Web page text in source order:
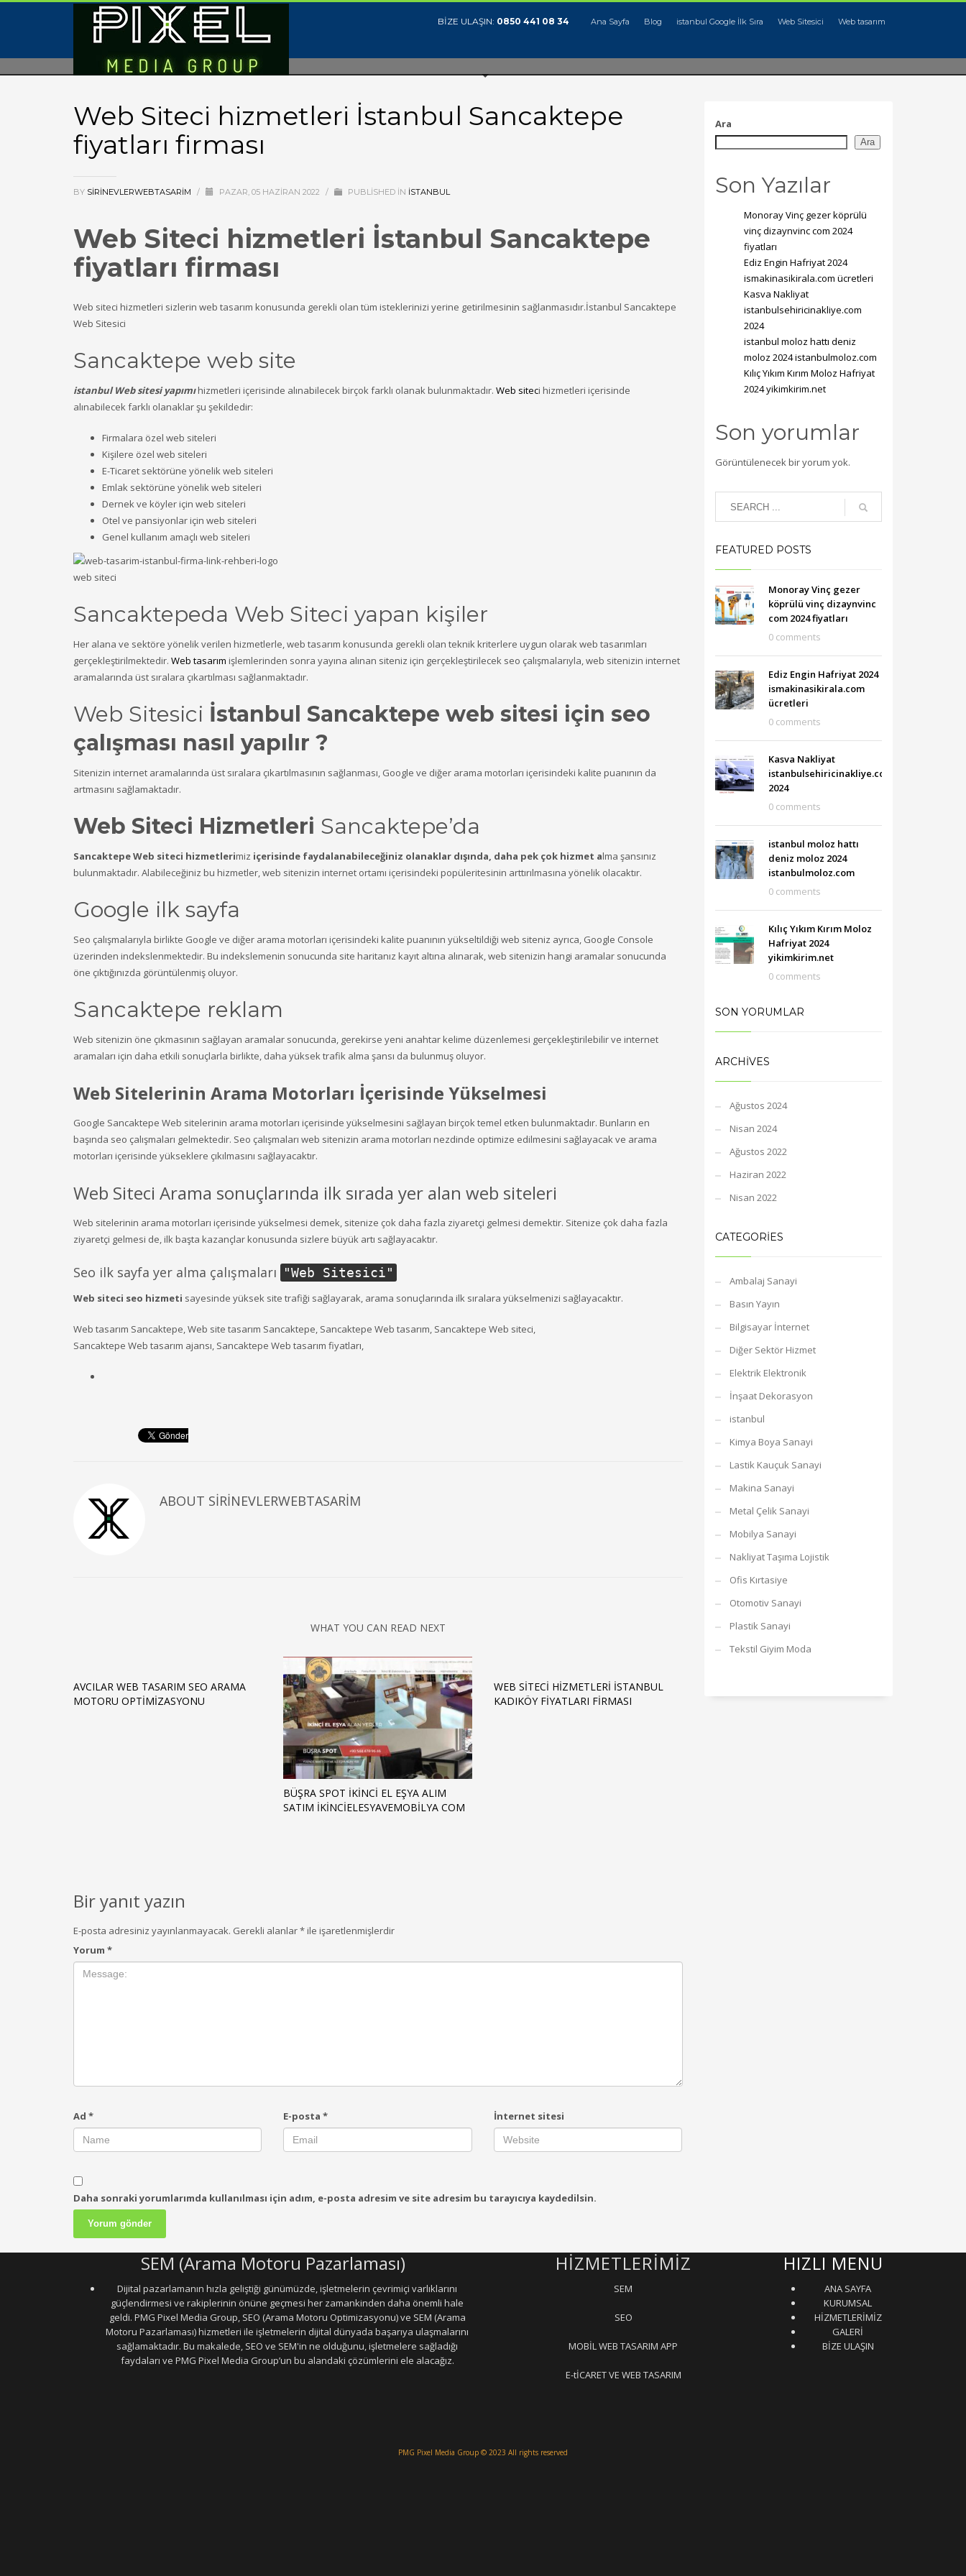
BİZE ULAŞIN: 0850 441 08 34 Ana Sayfa Blog istanbul Google İlk Sıra Web Sitesici Web tasarım
Web Siteci hizmetleri İstanbul Sancaktepe
fiyatları firması
BY SIRINEVLERWEBTASARIM / PAZAR, 05 HAZIRAN 2022 / PUBLISHED IN ISTANBUL
Web Siteci hizmetleri İstanbul Sancaktepe
fiyatları firması
Web siteci hizmetleri sizlerin web tasarım konusunda gerekli olan tüm isteklerinizi yerine getirilmesinin sağlanmasıdır.İstanbul Sancaktepe
Web Sitesici
Sancaktepe web site
istanbul Web sitesi yapımıhizmetleri içerisinde alınabilecek birçok farklı olanak bulunmaktadır. Web siteci hizmetleri içerisinde
alınabilecek farklı olanaklar şu şekildedir:
Firmalara özel web siteleri
Kişilere özel web siteleri
E-Ticaret sektörüne yönelik web siteleri
Emlak sektörüne yönelik web siteleri
Dernek ve köyler için web siteleri
Otel ve pansiyonlar için web siteleri
Genel kullanım amaçlı web siteleri
web siteci
Sancaktepeda Web Siteci yapan kişiler
Her alana ve sektöre yönelik verilen hizmetlerle, web tasarım konusunda gerekli olan teknik kriterlere uygun olarak web tasarımları
gerçekleştirilmektedir. Web tasarım işlemlerinden sonra yayına alınan siteniz için gerçekleştirilecek seo çalışmalarıyla, web sitenizin internet
aramalarında üst sıralara çıkartılması sağlanmaktadır.
Web Sitesici İstanbul Sancaktepe web sitesi için seo
çalışması nasıl yapılır ?
Sitenizin internet aramalarında üst sıralara çıkartılmasının sağlanması, Google ve diğer arama motorları içerisindeki kalite puanının da
artmasını sağlamaktadır.
Web Siteci Hizmetleri Sancaktepe’da
Sancaktepe Web siteci hizmetlerimiz içerisinde faydalanabileceğiniz olanaklar dışında, daha pek çok hizmet alma şansınız
bulunmaktadır. Alabileceğiniz bu hizmetler, web sitenizin internet ortamı içerisindeki popüleritesinin arttırılmasına yönelik olacaktır.
Google ilk sayfa
Seo çalışmalarıyla birlikte Google ve diğer arama motorları içerisindeki kalite puanının yükseltildiği web siteniz ayrıca, Google Console
üzerinden indekslenmektedir. Bu indekslemenin sonucunda site haritanız kayıt altına alınarak, web sitenizin hangi aramalar sonucunda
öne çıktığınızda görüntülenmiş oluyor.
Sancaktepe reklam
Web sitenizin öne çıkmasının sağlayan aramalar sonucunda, gerekirse yeni anahtar kelime düzenlemesi gerçekleştirilebilir ve internet
aramaları için daha etkili sonuçlarla birlikte, daha yüksek trafik alma şansı da bulunmuş oluyor.
Web Sitelerinin Arama Motorları İçerisinde Yükselmesi
Google Sancaktepe Web sitelerinin arama motorları içerisinde yükselmesini sağlayan birçok temel etken bulunmaktadır. Bunların en
başında seo çalışmaları gelmektedir. Seo çalışmaları web sitenizin arama motorları nezdinde optimize edilmesini sağlayacak ve arama
motorları içerisinde yükseklere çıkılmasını sağlayacaktır.
Web Siteci Arama sonuçlarında ilk sırada yer alan web siteleri
Web sitelerinin arama motorları içerisinde yükselmesi demek, sitenize çok daha fazla ziyaretçi gelmesi demektir. Sitenize çok daha fazla
ziyaretçi gelmesi de, ilk başta kazançlar konusunda sizlere büyük artı sağlayacaktır.
Seo ilk sayfa yer alma çalışmaları "Web Sitesici"
Web siteci seo hizmeti sayesinde yüksek site trafiği sağlayarak, arama sonuçlarında ilk sıralara yükselmenizi sağlayacaktır.
Web tasarım Sancaktepe, Web site tasarım Sancaktepe, Sancaktepe Web tasarım, Sancaktepe Web siteci,
Sancaktepe Web tasarım ajansı, Sancaktepe Web tasarım fiyatları,
ABOUT SIRINEVLERWEBTASARIM
WHAT YOU CAN READ NEXT
AVCILAR WEB TASARIM SEO ARAMA
MOTORU OPTIMIZASYONU
BÜŞRA SPOT IKINCI EL EŞYA ALIM
SATIM IKINCIELESYAVEMOBILYA COM
WEB SITECI HIZMETLERI İSTANBUL
KADIKÖY FIYATLARI FIRMASI
Bir yanıt yazın
E-posta adresiniz yayınlanmayacak. Gerekli alanlar*ile işaretlenmişlerdir
Yorum *
Ad * E-posta* İnternet sitesi
Daha sonraki yorumlarımda kullanılması için adım, e-posta adresim ve site adresim bu tarayıcıya kaydedilsin.
Ara
Ara
Son Yazılar
Monoray Vinç gezer köprülü
vinç dizaynvinc com 2024
fiyatları
Ediz Engin Hafriyat 2024
ismakinasikirala.com ücretleri
Kasva Nakliyat
istanbulsehiricinakliye.com
2024
istanbul moloz hattı deniz
moloz 2024 istanbulmoloz.com
Kılıç Yıkım Kırım Moloz Hafriyat
2024 yikimkirim.net
Son yorumlar
Görüntülenecek bir yorum yok.
FEATURED POSTS
Monoray Vinç gezer
köprülü vinç dizaynvinc
com 2024 fiyatları
0 comments
Ediz Engin Hafriyat 2024
ismakinasikirala.com
ücretleri
0 comments
Kasva Nakliyat
istanbulsehiricinakliye.com
2024
0 comments
istanbul moloz hattı
deniz moloz 2024
istanbulmoloz.com
0 comments
Kılıç Yıkım Kırım Moloz
Hafriyat 2024
yikimkirim.net
0 comments
SON YORUMLAR
ARCHIVES
Ağustos 2024
Nisan 2024
Ağustos 2022
Haziran 2022
Nisan 2022
CATEGORIES
Ambalaj Sanayi
Basın Yayın
Bilgisayar İnternet
Diğer Sektör Hizmet
Elektrik Elektronik
İnşaat Dekorasyon
istanbul
Kimya Boya Sanayi
Lastik Kauçuk Sanayi
Makina Sanayi
Metal Çelik Sanayi
Mobilya Sanayi
Nakliyat Taşıma Lojistik
Ofis Kırtasiye
Otomotiv Sanayi
Plastik Sanayi
Tekstil Giyim Moda
SEM (Arama Motoru Pazarlaması)
Dijital pazarlamanın hızla geliştiği günümüzde, işletmelerin çevrimiçi varlıklarını
güçlendirmesi ve rakiplerinin önüne geçmesi her zamankinden daha önemli hale
geldi. PMG Pixel Media Group, SEO (Arama Motoru Optimizasyonu) ve SEM (Arama
Motoru Pazarlaması) hizmetleri ile işletmelerin dijital dünyada başarıya ulaşmalarını
sağlamaktadır. Bu makalede, SEO ve SEM'in ne olduğunu, işletmelere sağladığı
faydaları ve PMG Pixel Media Group’un bu alandaki çözümlerini ele alacağız.
HİZMETLERİMİZ
SEM
SEO
MOBİL WEB TASARIM APP
E-tİCARET VE WEB TASARIM
HIZLI MENU
ANA SAYFA
KURUMSAL
HİZMETLERİMİZ
GALERİ
BİZE ULAŞIN
PMG Pixel Media Group © 2023 All rights reserved